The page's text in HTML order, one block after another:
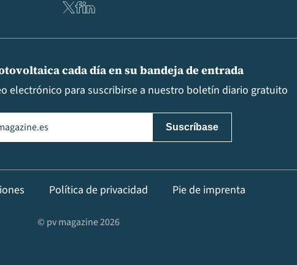
cada día en su bandeja de entrada
electrónico para suscribirse a nuestro boletín diario gratuito
Política de privacidad Pie de imprenta
© pv magazine 2026